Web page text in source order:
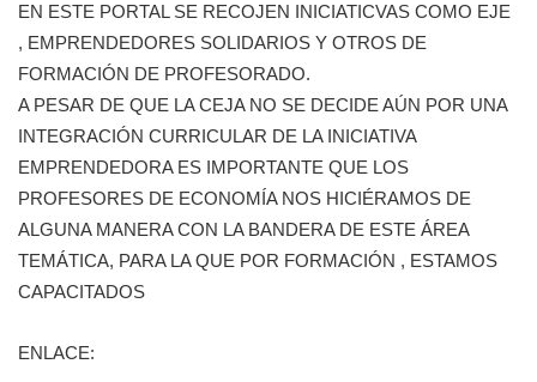
EN ESTE PORTAL SE RECOJEN INICIATICVAS COMO EJE
, EMPRENDEDORES SOLIDARIOS Y OTROS DE
FORMACIÓN DE PROFESORADO.
A PESAR DE QUE LA CEJA NO SE DECIDE AÚN POR UNA
INTEGRACIÓN CURRICULAR DE LA INICIATIVA
EMPRENDEDORA ES IMPORTANTE QUE LOS
PROFESORES DE ECONOMÍA NOS HICIÉRAMOS DE
ALGUNA MANERA CON LA BANDERA DE ESTE ÁREA
TEMÁTICA, PARA LA QUE POR FORMACIÓN , ESTAMOS
CAPACITADOS
ENLACE: